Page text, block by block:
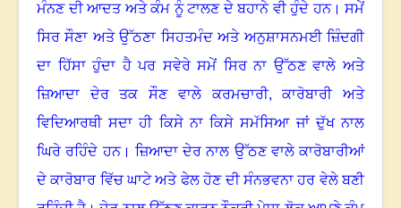
ਮੰਨਣ ਦੀ ਆਦਤ ਅਤੇ ਕੰਮ ਨੂੰ ਟਾਲਣ ਦੇ ਬਹਾਨੇ ਵੀ ਹੁੰਦੇ ਹਨ। ਸਮੇਂ
ਸਿਰ ਸੌਣਾ ਅਤੇ ਉੱਠਣਾ ਸਿਹਤਮੰਦ ਅਤੇ ਅਨੁਸ਼ਾਸਨਮਈ ਜ਼ਿੰਦਗੀ
ਦਾ ਹਿੱਸਾ ਹੁੰਦਾ ਹੈ ਪਰ ਸਵੇਰੇ ਸਮੇਂ ਸਿਰ ਨਾ ਉੱਠਣ ਵਾਲੇ ਅਤੇ
ਜ਼ਿਆਦਾ ਦੇਰ ਤਕ ਸੌਣ ਵਾਲੇ ਕਰਮਚਾਰੀ,ਕਾਰੋਬਾਰੀ ਅਤੇ
ਵਿਦਿਆਰਥੀ ਸਦਾ ਹੀ ਕਿਸੇ ਨਾ ਕਿਸੇ ਸਮੱਸਿਆ ਜਾਂ ਦੁੱਖ ਨਾਲ
ਘਿਰੇ ਰਹਿੰਦੇ ਹਨ। ਜ਼ਿਆਦਾ ਦੇਰ ਨਾਲ ਉੱਠਣ ਵਾਲੇ ਕਾਰੋਬਾਰੀਆਂ
ਦੇ ਕਾਰੋਬਾਰ ਵਿੱਚ ਘਾਟੇ ਅਤੇ ਫੇਲ ਹੋਣ ਦੀ ਸੰਨਭਵਨਾ ਹਰ ਵੇਲੇ ਬਣੀ